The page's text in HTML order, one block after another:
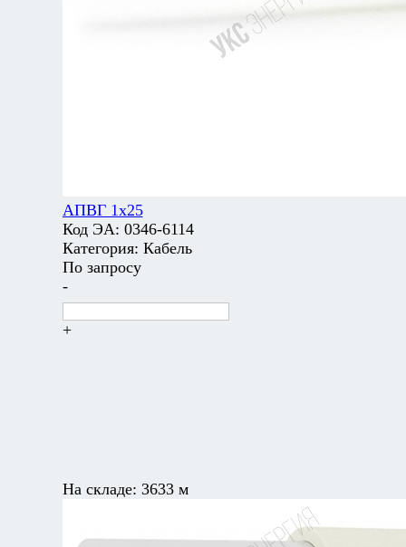
АПВГ 1х25
Код ЭА: 0346-6114
Категория: Кабель
По запросу
-
+
На складе: 3633 м